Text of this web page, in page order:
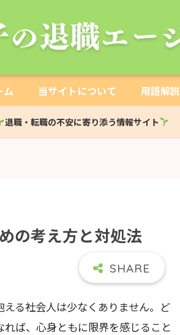
ム 当サイトについて 用語解説
退職・転職の不安に寄り添う情報サイト
の考え方と対処法
る社会人は少なくありません。ど
れば、心身ともに限界を感じること